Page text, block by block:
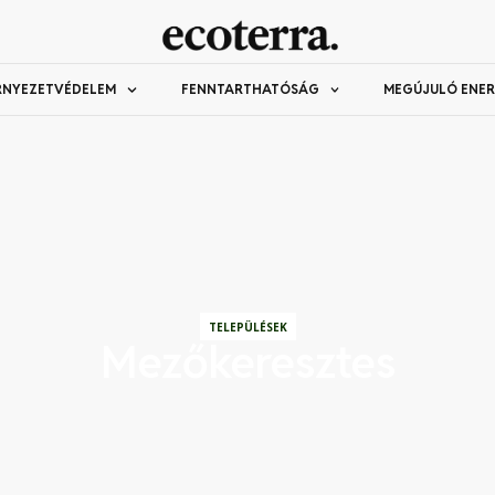
FENNTARTHATÓSÁG MEGÚJULÓ
TELEPÜLÉSEK